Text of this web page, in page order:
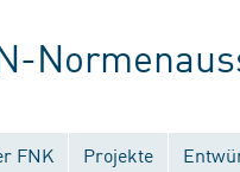
FNK Projekte